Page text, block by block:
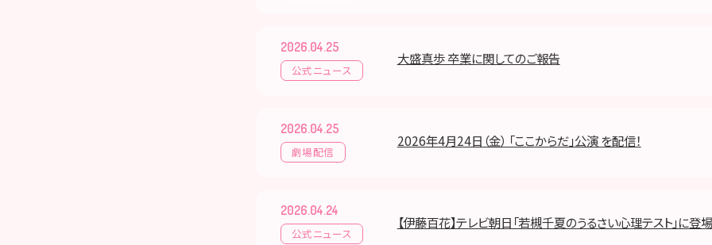
2026.04.25
公式ニュース
大盛真歩 卒業に関してのご報告
2026.04.25
劇場配信
2026年4月24日（金） 「ここからだ」公演 を配信！
2026.04.24
公式ニュース
【伊藤百花】テレビ朝日「若槻千夏のうるさい心理テスト」に登場